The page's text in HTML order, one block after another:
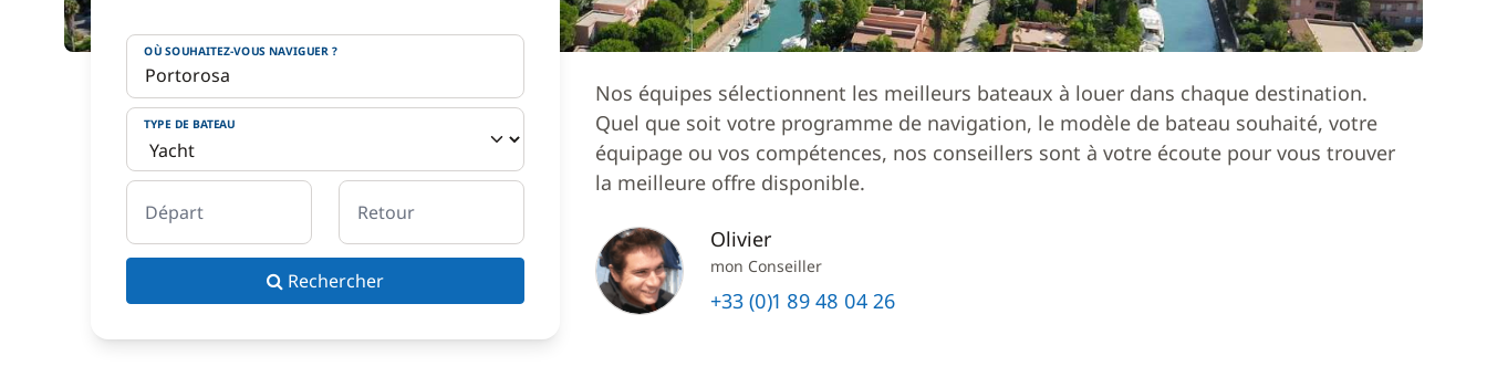
OÙ SOUHAITEZ-VOUS NAVIGUER ?
TYPE DE BATEAU
Départ Retour
Rechercher
Nos équipes sélectionnent les meilleurs bateaux à louer dans chaque destination.
Quel que soit votre programme de navigation, le modèle de bateau souhaité, votre
équipage ou vos compétences, nos conseillers sont à votre écoute pour vous trouver
la meilleure offre disponible.
Olivier
mon Conseiller
+33 (0)1 89 48 04 26